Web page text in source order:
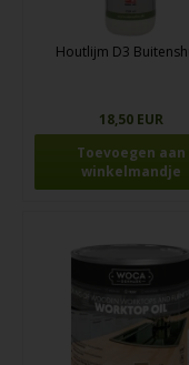
Houtlijm D3
18,50 EUR